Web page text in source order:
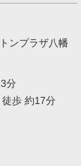
ンプラザ八幡
分
歩 約17分